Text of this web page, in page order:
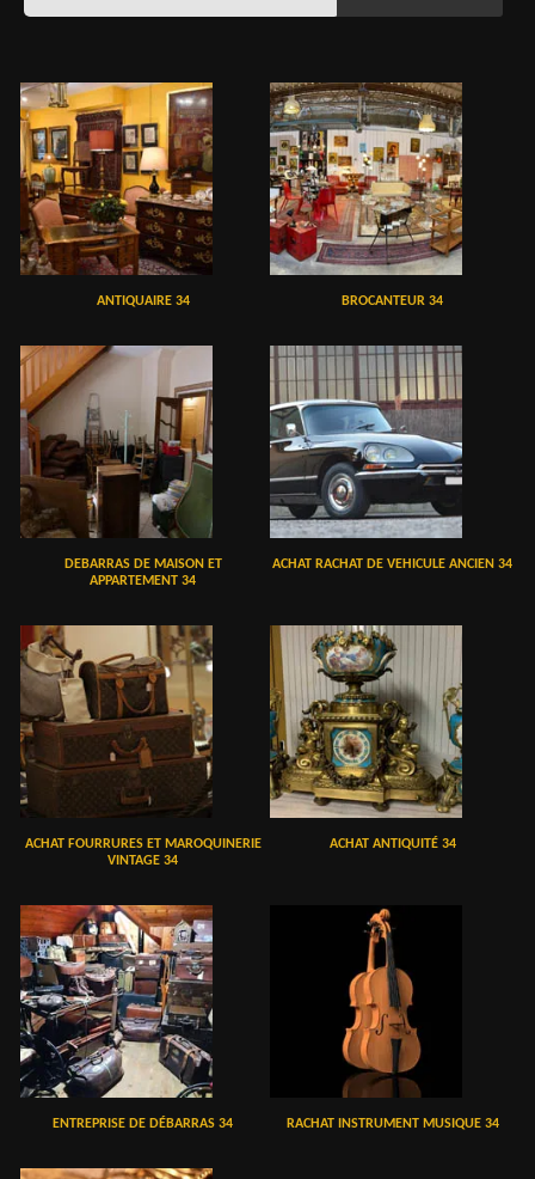
ANTIQUAIRE 34 BROCANTEUR 34
DEBARRAS DE MAISON ET
APPARTEMENT 34
ACHAT RACHAT DE VEHICULE ANCIEN 34
ACHAT FOURRURES ET MAROQUINERIE
VINTAGE 34
ACHAT ANTIQUITÉ 34
ENTREPRISE DE DÉBARRAS 34 RACHAT INSTRUMENT MUSIQUE 34